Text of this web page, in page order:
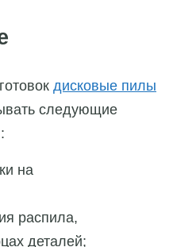
дисковые пилы
следующие
на
распила,
деталей;